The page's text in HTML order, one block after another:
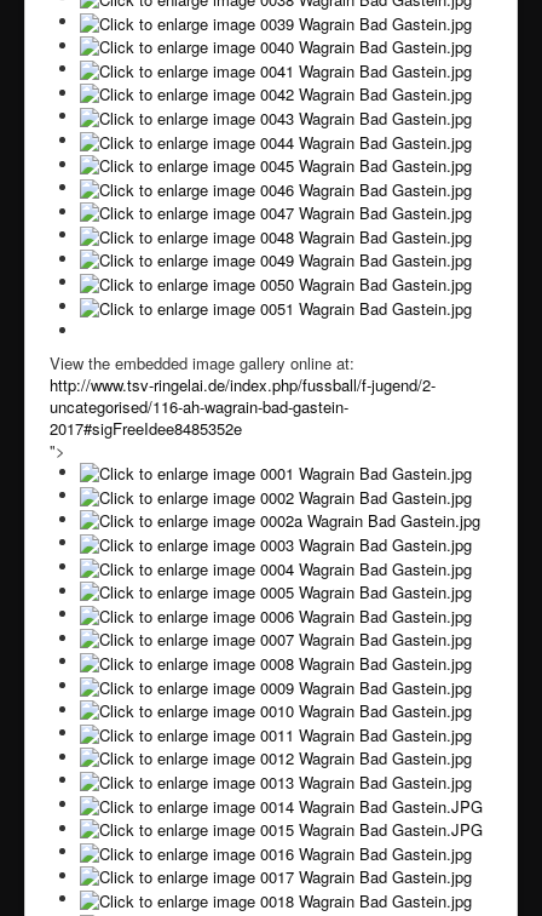
View the embedded image gallery online at:
http://www.tsv-ringelai.de/index.php/fussball/f-jugend/2-
uncategorised/116-ah-wagrain-bad-gastein-
2017#sigFreeIdee8485352e
">